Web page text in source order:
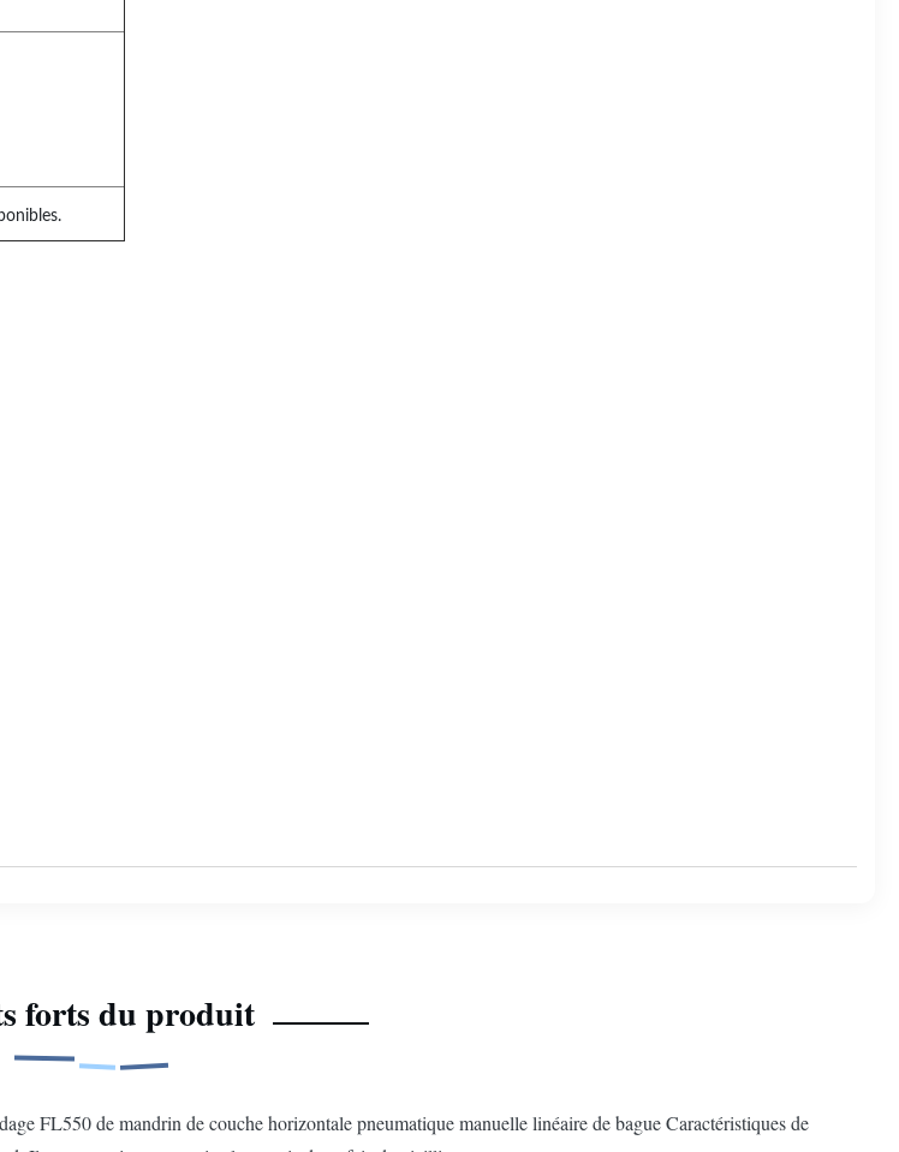
forts du produit
FL550 de mandrin de couche horizontale pneumatique manuelle linéaire de bague Caractéristiques de